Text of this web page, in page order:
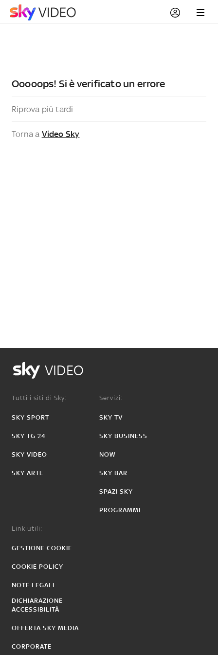
Ooooops! Si è verificato un errore
Riprova più tardi
Torna a Video Sky
VIDEO
Tutti i siti di Sky:
SKY SPORT
SKY TG 24
SKY VIDEO
SKY ARTE
Servizi:
SKY TV
SKY BUSINESS
NOW
SKY BAR
SPAZI SKY
PROGRAMMI
Link utili:
GESTIONE COOKIE
COOKIE POLICY
NOTE LEGALI
DICHIARAZIONE
ACCESSIBILITÀ
OFFERTA SKY MEDIA
CORPORATE